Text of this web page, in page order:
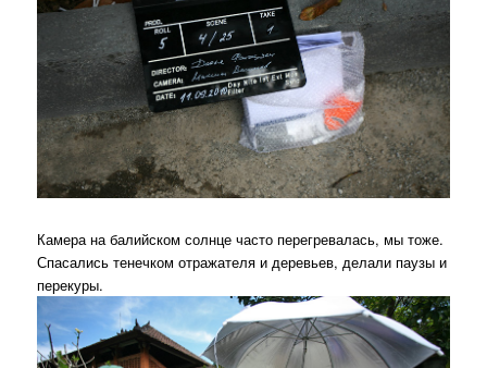
Камера на балийском солнце часто перегревалась, мы тоже.
Спасались тенечком отражателя и деревьев, делали паузы и
перекуры.